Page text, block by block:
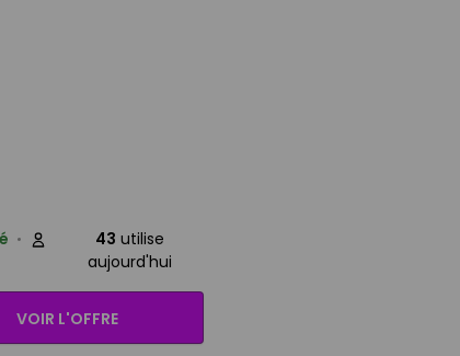
43 utilise
aujourd'hui
VOIR L'OFFRE